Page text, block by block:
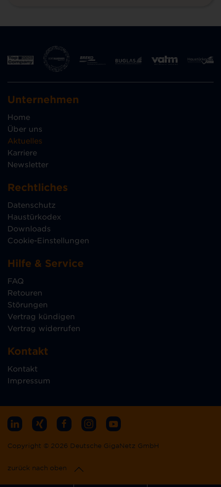
Unternehmen
Home
Über uns
Aktuelles
Karriere
Newsletter
Rechtliches
Datenschutz
Haustürkodex
Downloads
Cookie-Einstellungen
Hilfe & Service
FAQ
Retouren
Störungen
Vertrag kündigen
Vertrag widerrufen
Kontakt
Kontakt
Impressum
Copyright © 2026 Deutsche GigaNetz GmbH
zurück nach oben